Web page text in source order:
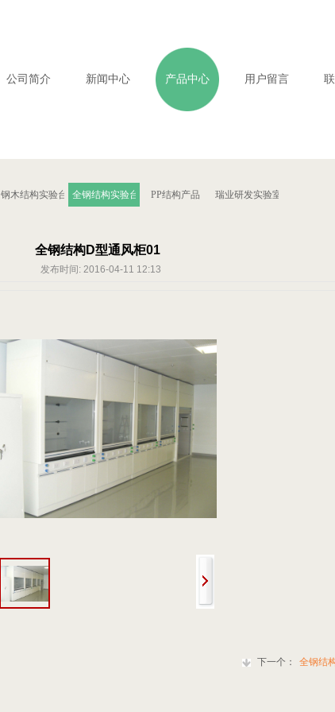
公司简介 新闻中心 产品中心 用户留言
钢木结构实验台 全钢结构实验台 PP结构产品 瑞业研发实验室配件
全钢结构D型通风柜01
发布时间: 2016-04-11 12:13
下一个： 全钢结